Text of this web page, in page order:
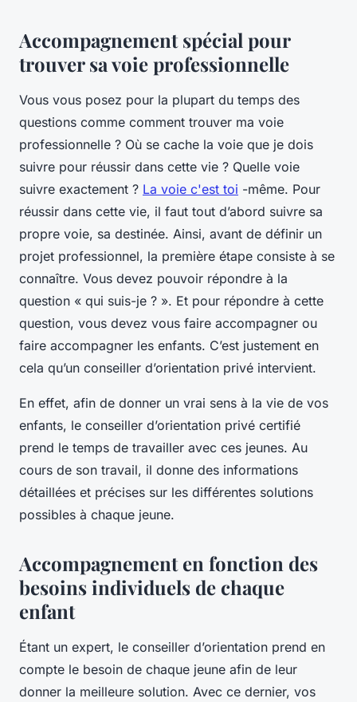
Accompagnement spécial pour
trouver sa voie professionnelle
Vous vous posez pour la plupart du temps des
questions comme comment trouver ma voie
professionnelle ? Où se cache la voie que je dois
suivre pour réussir dans cette vie ? Quelle voie
suivre exactement ? La voie c'est toi -même. Pour
réussir dans cette vie, il faut tout d’abord suivre sa
propre voie, sa destinée. Ainsi, avant de définir un
projet professionnel, la première étape consiste à se
connaître. Vous devez pouvoir répondre à la
question « qui suis-je ? ». Et pour répondre à cette
question, vous devez vous faire accompagner ou
faire accompagner les enfants. C’est justement en
cela qu’un conseiller d’orientation privé intervient.
En effet, afin de donner un vrai sens à la vie de vos
enfants, le conseiller d’orientation privé certifié
prend le temps de travailler avec ces jeunes. Au
cours de son travail, il donne des informations
détaillées et précises sur les différentes solutions
possibles à chaque jeune.
Accompagnement en fonction des
besoins individuels de chaque
enfant
Étant un expert, le conseiller d’orientation prend en
compte le besoin de chaque jeune afin de leur
donner la meilleure solution. Avec ce dernier, vos